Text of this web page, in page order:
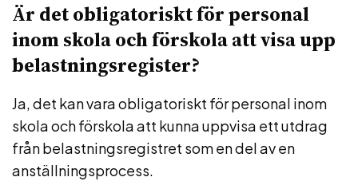
Är det obligatoriskt för personal
inom skola och förskola att visa upp
belastningsregister?
Ja, det kan vara obligatoriskt för personal inom
skola och förskola att kunna uppvisa ett utdrag
från belastningsregistret som en del av en
anställningsprocess.